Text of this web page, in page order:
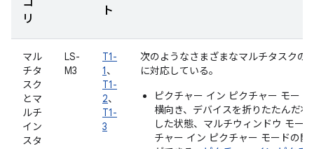
リ
ト
マル
チタ
スク
とマ
ルチ
イン
スタ
LS-
M3
T1-
1、
T1-
2、
T1-
3
次のようなさまざまなマルチタスクの
に対応している。
ピクチャー イン ピクチャー モード
横向き、デバイスを折りたたんだ状
した状態、マルチウィンドウ モー
チャー イン ピクチャー モードの開